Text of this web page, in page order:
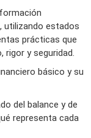
utilizando estados
prácticas que
y seguridad.
básico y su
del balance y de
representa cada